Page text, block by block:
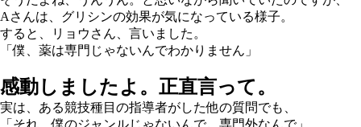
Aさんは、グリシンの効果が気になっている様子。
すると、リョウさん、言いました。
「僕、薬は専門じゃないんでわかりません」
感動しましたよ。正直言って。
実は、ある競技種目の指導者がした他の質問でも、
「それ、僕のジャンルじゃないんで。専門外なんで」